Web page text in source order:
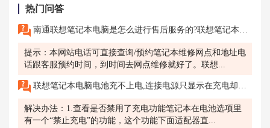
热门问答
南通联想笔记本电脑是怎么进行售后服务的?联想笔记本不能视频是怎么回事?
提示：本网站电话可直接查询/预约笔记本维修网点和地址电
话跟客服预约时间，到时间去网点维修就好了。联想...
联想笔记本电脑电池充不上电,连接电源只显示在充电却没有电量增大
解决办法：1.查看是否禁用了充电功能笔记本在电池选项里
有一个“禁止充电”的功能，这个功能下面适配器直...